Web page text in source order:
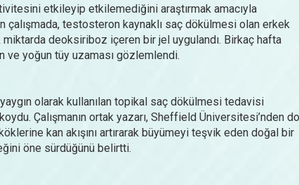
etkileyip etkilemediğini araştırmak amacıyla
çalışmada, testosteron kaynaklı saç dökülmesi olan erkek
deoksiriboz içeren bir jel uygulandı. Birkaç hafta
ve yoğun tüy uzaması gözlemlendi.
olarak kullanılan topikal saç dökülmesi tedavisi
Çalışmanın ortak yazarı, Sheffield Üniversitesi’nden
kan akışını artırarak büyümeyi teşvik eden doğal bir
öne sürdüğünü belirtti.